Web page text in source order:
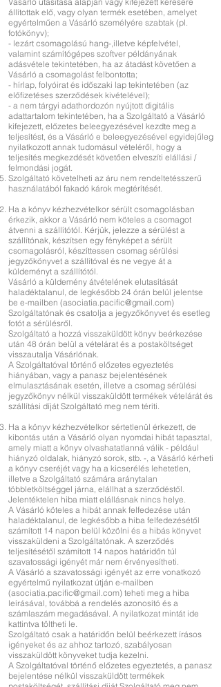
állítottak elő, vagy olyan termék esetében, amelyet
egyértelműen a Vásárló személyére szabtak (pl.
fotókönyv);
- lezárt csomagolású hang-,illetve képfelvétel,
valamint számítógépes szoftver példányának
adásvétele tekintetében, ha az átadást követően a
Vásárló a csomagolást felbontotta;
- hírlap, folyóirat és időszaki lap tekintetében (az
előfizetéses szerződések kivételével);
- a nem tárgyi adathordozón nyújtott digitális
adattartalom tekintetében, ha a Szolgáltató a Vásárló
kifejezett, előzetes beleegyezésével kezdte meg a
teljesítést, és a Vásárló e beleegyezésével egyidejűleg
nyilatkozott annak tudomásul vételéről, hogy a
teljesítés megkezdését követően elveszíti elállási /
felmondási jogát.
Szolgáltató követelheti az áru nem rendeltetésszerű
használatából fakadó károk megtérítését.
Ha a könyv kézhezvételkor sérült csomagolásban
érkezik, akkor a Vásárló nem köteles a csomagot
átvenni a szállítótól. Kérjük, jelezze a sérülést a
szállítónak, készítsen egy fényképet a sérült
csomagolásról, készíttessen csomag sérülési
jegyzőkönyvet a szállítóval és ne vegye át a
küldeményt a szállítótól.
Vásárló a küldemény átvételének elutasítását
haladéktalanul, de legkésőbb 24 órán belül jelentse
be e-mailben (asociatia.pacific@gmail.com)
Szolgáltatónak és csatolja a jegyzőkönyvet és esetleg
fotót a sérülésről.
Szolgáltató a hozzá visszaküldött könyv beérkezése
után 48 órán belül a vételárat és a postaköltséget
visszautalja Vásárlónak.
A Szolgáltatóval történő előzetes egyeztetés
hiányában, vagy a panasz bejelentésének
elmulasztásának esetén, illetve a csomag sérülési
jegyzőkönyv nélkül visszaküldött termékek vételárát és
szállítási díját Szolgáltató meg nem téríti.
Ha a könyv kézhezvételkor sértetlenül érkezett, de
kibontás után a Vásárló olyan nyomdai hibát tapasztal,
amely miatt a könyv olvashatatlanná válik - például
hiányzó oldalak, hiányzó sorok, stb. -, a Vásárló kérheti
a könyv cseréjét vagy ha a kicserélés lehetetlen,
illetve a Szolgáltató számára aránytalan
többletköltséggel járna, elállhat a szerződéstől.
Jelentéktelen hiba miatt elállásnak nincs helye.
A Vásárló köteles a hibát annak felfedezése után
haladéktalanul, de legkésőbb a hiba felfedezésétől
számított 14 napon belül közölni és a hibás könyvet
visszaküldeni a Szolgáltatónak. A szerződés
teljesítésétől számított 14 napos határidőn túl
szavatossági igényét már nem érvényesítheti.
A Vásárló a szavatossági igényét az erre vonatkozó
egyértelmű nyilatkozat útján e-mailben
(asociatia.pacific@gmail.com) teheti meg a hiba
leírásával, továbbá a rendelés azonosító és a
számlaszám megadásával. A nyilatkozat mintát ide
kattintva töltheti le.
Szolgáltató csak a határidőn belül beérkezett írásos
igényeket és az ahhoz tartozó, szabályosan
visszaküldött könyveket tudja kezelni.
A Szolgáltatóval történő előzetes egyeztetés, a panasz
bejelentése nélkül visszaküldött termékek